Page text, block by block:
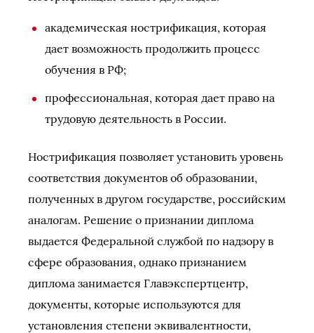
академическая нострификация, которая
дает возможность продолжить процесс
обучения в РФ;
профессиональная, которая дает право на
трудовую деятельность в России.
Нострификация позволяет установить уровень
соответствия документов об образовании,
полученных в другом государстве, российским
аналогам. Решение о признании диплома
выдается Федеральной службой по надзору в
сфере образования, однако признанием
диплома занимается Главэкспертцентр,
документы, которые используются для
установления степени эквивалентности,